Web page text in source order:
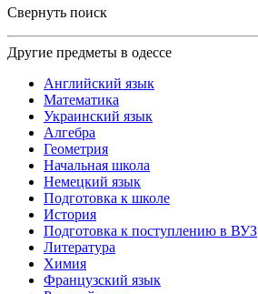
Свернуть поиск
Другие предметы в одессе
Английский язык
Математика
Украинский язык
Алгебра
Геометрия
Начальная школа
Немецкий язык
Подготовка к школе
История
Подготовка к поступлению в ВУЗ
Литература
Химия
Французский язык